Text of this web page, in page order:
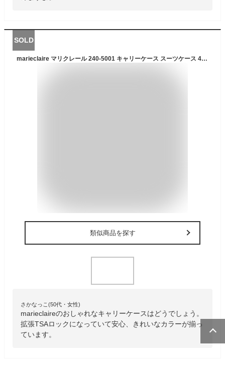
SOLD
marieclaire マリクレール 240-5001 キャリーケース スーツケース 45-50L 3-4泊 拡張TSAロック レディース 旅行 学生 大人 お出かけ 押し活 おしゃれ 人気
類似商品を探す
さかなっこ(50代・女性)
marieclaireのおしゃれなキャリーケースはどうでしょう。
拡張TSAロックになっていて安心、きれいなカラーが揃っ
ています。